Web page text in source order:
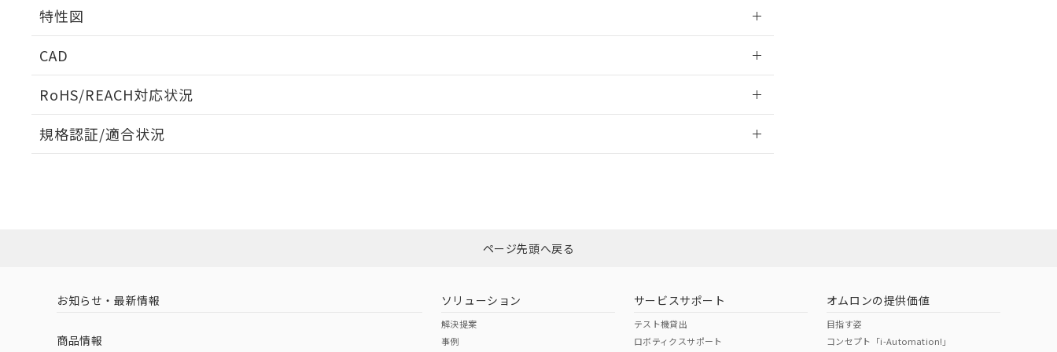
A: 50mm以上、B: 35mm以上
特性図
CAD
RoHS/REACH対応状況
EU RoHS 注意事項・凡例
ダウンロードはこちら
中国 RoHS 注意事項・凡例
規格認証/適合状況
（イギリス
（ノルウェー
（日本
（アメリカ
ページ先頭へ戻る
お知らせ・最新情報
商品情報
ソリューション
解決提案
事例
サービスサポート
テスト機貸出
ロボティクスサポート
オムロンの提供価値
目指す姿
コンセプト「i-Automation!」